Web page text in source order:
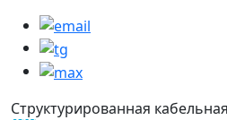
Структурированная